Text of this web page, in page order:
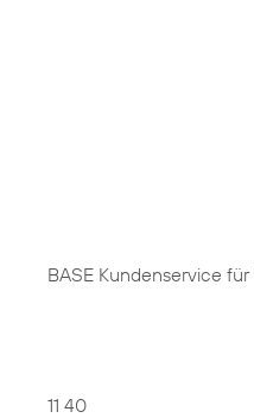
BASE Kundenservice
11 40